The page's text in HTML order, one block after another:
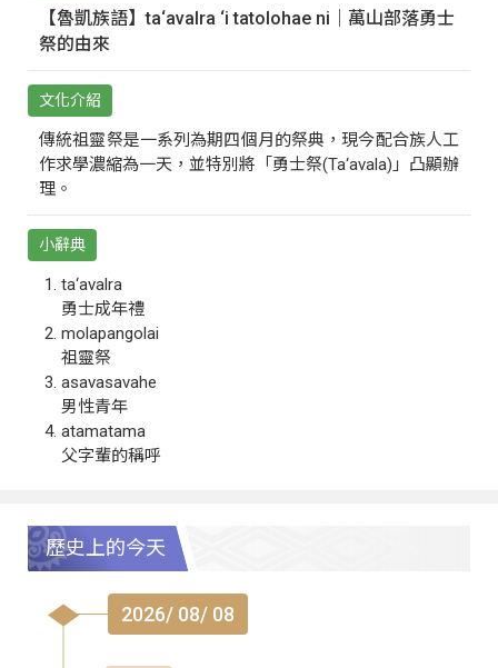
【魯凱族語】ta‘avalra ‘i tatolohae ni｜萬山部落勇士
祭的由來
文化介紹
傳統祖靈祭是一系列為期四個月的祭典，現今配合族人工
作求學濃縮為一天，並特別將「勇士祭(Ta‘avala)」凸顯辦
理。
小辭典
ta‘avalra
勇士成年禮
molapangolai
祖靈祭
asavasavahe
男性青年
atamatama
父字輩的稱呼
歷史上的今天
2026/ 08/ 08